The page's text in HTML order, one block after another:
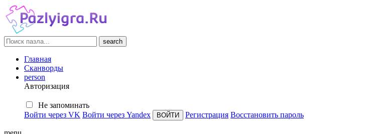
search
Главная
Сканворды
person
Авторизация
Не запоминать
Войти через VK Войти через Yandex Регистрация Восстановить пароль